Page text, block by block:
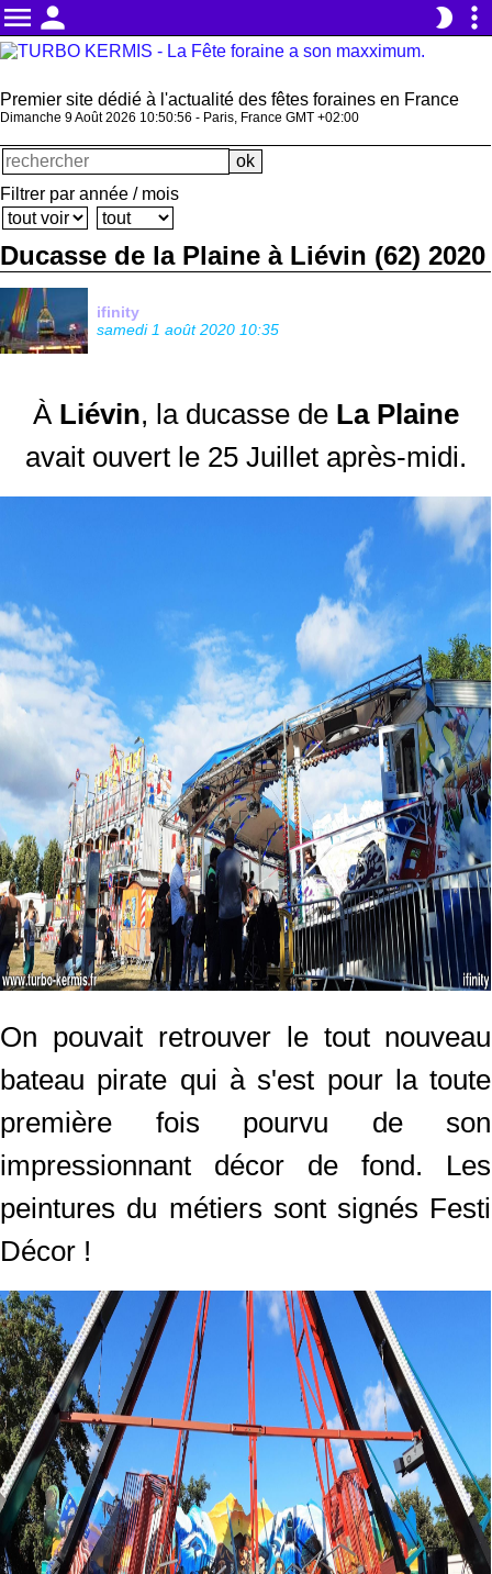
menu person brightness_2 more_vert
Premier site dédié à l'actualité des fêtes foraines en France
Dimanche 9 Août 2026 10:50:57 - Paris, France GMT +02:00
Filtrer par année / mois
Ducasse de la Plaine à Liévin (62) 2020
ifinity
samedi 1 août 2020 10:35
À Liévin, la ducasse de La Plaine
avait ouvert le 25 Juillet après-midi.
On pouvait retrouver le tout nouveau
bateau pirate qui à s'est pour la toute
première fois pourvu de son
impressionnant décor de fond. Les
peintures du métiers sont signés Festi
Décor !